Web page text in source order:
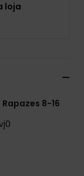
loja
8-16